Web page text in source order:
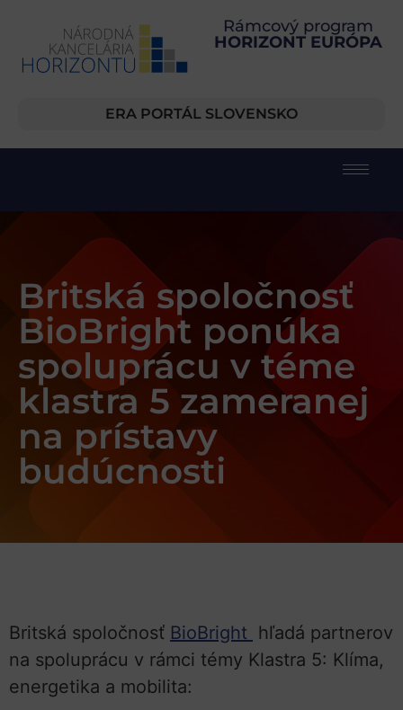
Rámcový program
HORIZONT EURÓPA
ERA PORTÁL SLOVENSKO
Britská spoločnosť
BioBright ponúka
spoluprácu v téme
klastra 5 zameranej
na prístavy
budúcnosti
Britská spoločnosť BioBright hľadá partnerov
na spoluprácu v rámci témy Klastra 5: Klíma,
energetika a mobilita: